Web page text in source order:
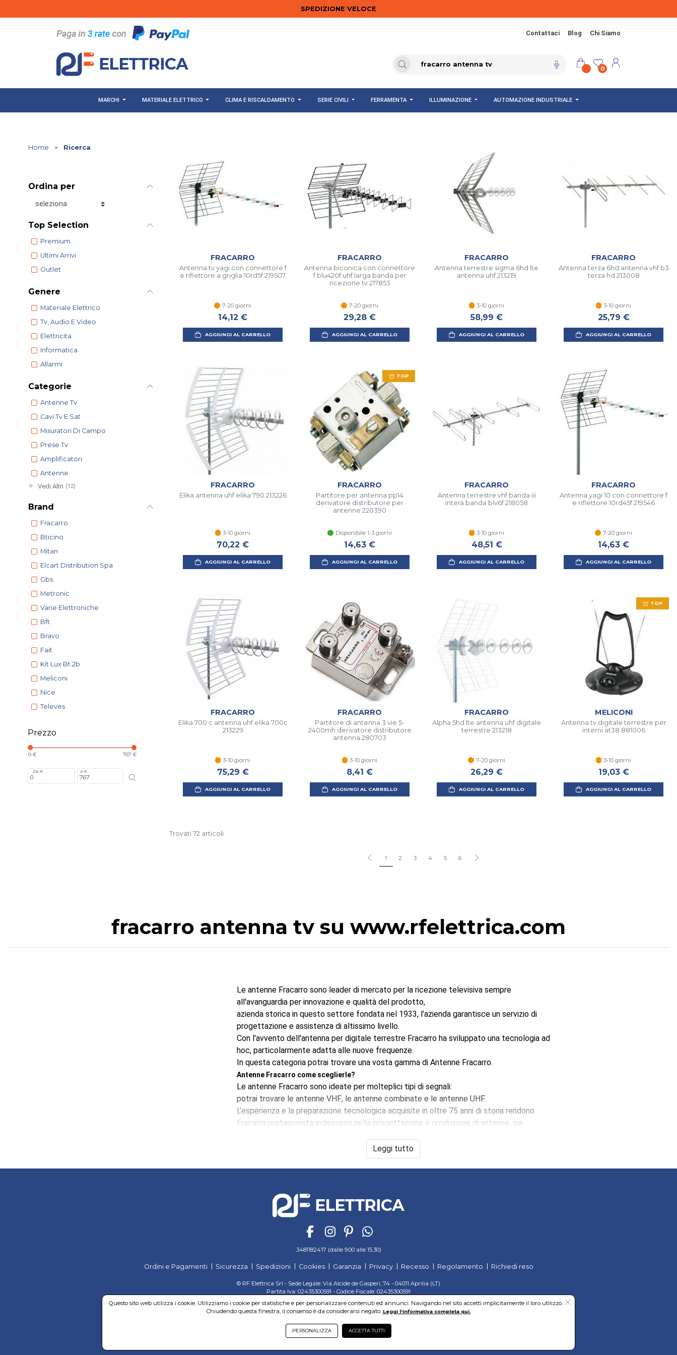
SPEDIZIONE VELOCE
Contattaci Blog Chi Siamo
0
MARCHI MATERIALE ELETTRICO CLIMA E RISCALDAMENTO SERIE CIVILI FERRAMENTA ILLUMINAZIONE AUTOMAZIONE INDUSTRIALE
Home > Ricerca
Ordina per
Ordina per
Top Selection
Premium
Ultimi Arrivi
Outlet
Genere
Materiale Elettrico
Tv, Audio E Video
Elettricita
Informatica
Allarmi
Categorie
Antenne Tv
Cavi Tv E Sat
Misuratori Di Campo
Prese Tv
Amplificatori
Antenne
Vedi Altri (12)
Brand
Fracarro
Bticino
Mitan
Elcart Distribution Spa
Gbs
Metronic
Varie Elettroniche
Bft
Bravo
Fait
Kit Lux Bt 2b
Meliconi
Nice
Televes
Prezzo
0 € 767 €
Da € A €
FRACARRO
Antenna tv yagi con connettore f
e riflettore a griglia 10rd5f 219507
7-20 giorni
14,12 €
AGGIUNGI AL CARRELLO
FRACARRO
Antenna biconica con connettore
f blu420f uhf larga banda per
ricezione tv 217853
7-20 giorni
29,28 €
AGGIUNGI AL CARRELLO
FRACARRO
Antenna terrestre sigma 6hd lte
antenna uhf 213219
3-10 giorni
58,99 €
AGGIUNGI AL CARRELLO
FRACARRO
Antenna terza 6hd antenna vhf b3
terza hd 213008
3-10 giorni
25,79 €
AGGIUNGI AL CARRELLO
FRACARRO
Elika antenna uhf elika 790 213226
3-10 giorni
70,22 €
AGGIUNGI AL CARRELLO
TOP
FRACARRO
Partitore per antenna pp14
derivatore distributore per
antenne 220390
Disponibile 1-3 giorni
14,63 €
AGGIUNGI AL CARRELLO
FRACARRO
Antenna terrestre vhf banda iii
intera banda blv6f 218058
3-10 giorni
48,51 €
AGGIUNGI AL CARRELLO
FRACARRO
Antenna yagi 10 con connettore f
e riflettore 10rd45f 219546
7-20 giorni
14,63 €
AGGIUNGI AL CARRELLO
FRACARRO
Elika 700 c antenna uhf elika 700c
213229
3-10 giorni
75,29 €
AGGIUNGI AL CARRELLO
FRACARRO
Partitore di antenna 3 vie 5-
2400mh derivatore distributore
antenna 280703
3-10 giorni
8,41 €
AGGIUNGI AL CARRELLO
FRACARRO
Alpha 5hd lte antenna uhf digitale
terrestre 213218
7-20 giorni
26,29 €
AGGIUNGI AL CARRELLO
TOP
MELICONI
Antenna tv digitale terrestre per
interni at38 881006
3-10 giorni
19,03 €
AGGIUNGI AL CARRELLO
Trovati 72 articoli
1 2 3 4 5 6
fracarro antenna tv su www.rfelettrica.com
Le antenne Fracarro sono leader di mercato per la ricezione televisiva sempre
all'avanguardia per innovazione e qualità del prodotto,
azienda storica in questo settore fondata nel 1933, l'azienda garantisce un servizio di
progettazione e assistenza di altissimo livello.
Con l'avvento dell'antenna per digitale terrestre Fracarro ha sviluppato una tecnologia ad
hoc, particolarmente adatta alle nuove frequenze.
In questa categoria potrai trovare una vosta gamma di Antenne Fracarro.
Antenne Fracarro come sceglierle?
Le antenne Fracarro sono ideate per molteplici tipi di segnali:
potrai trovare le antenne VHF, le antenne combinate e le antenne UHF.
L’esperienza e la preparazione tecnologica acquisite in oltre 75 anni di storia rendono
Fracarro protagonista indiscusso nella progettazione e produzione di antenne, sia
Disponibili in una gamma completa, le antenne Fracarro sono uniche per qualità e per
prestazioni.
elettriche, che le rendono perfette per il digitale terrestre.
Ad arricchire ancor più il catalogo arrivano due antenne della già nota serie
nuove antenne, completamente rinnovate, delle serie BLU e BLU PLUS.
Leggi tutto
3481182417 (dalle 9.00 alle 15.30)
Ordini e Pagamenti Sicurezza Spedizioni Cookies Garanzia Privacy Recesso Regolamento Richiedi reso
© RF Elettrica Srl - Sede Legale: Via Alcide de Gasperi, 74 - 04011 Aprilia (LT)
Partita Iva: 02435300591 - Codice Fiscale: 02435300591
Cap. Soc. 95.000,00 Euro Iscritta al Reg. delle Imprese di Latina REA:LT-171116
Questo sito web utilizza i cookie. Utilizziamo i cookie per statistiche e per personalizzare contenuti ed annunci. Navigando nel sito accetti implicitamente il loro utilizzo.
Chiudendo questa finestra, il consenso è da considerarsi negato. Leggi l'informativa completa qui.
PERSONALIZZA ACCETTA TUTTI